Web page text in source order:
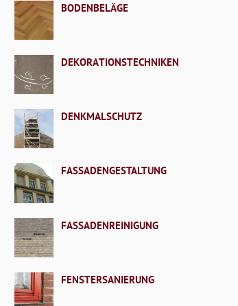
BODENBELÄGE
DEKORATIONSTECHNIKEN
DENKMALSCHUTZ
FASSADENGESTALTUNG
FASSADENREINIGUNG
FENSTERSANIERUNG